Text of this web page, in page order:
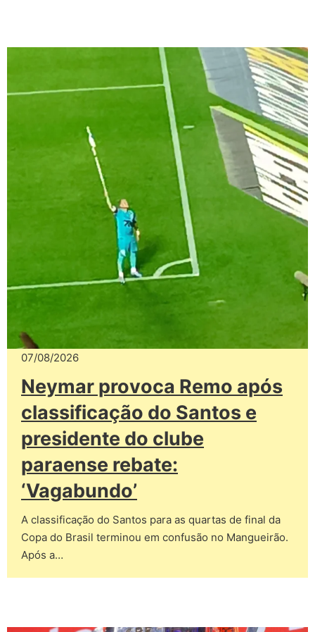
07/08/2026
Neymar provoca Remo após
classificação do Santos e
presidente do clube
paraense rebate:
‘Vagabundo’
A classificação do Santos para as quartas de final da
Copa do Brasil terminou em confusão no Mangueirão.
Após a…